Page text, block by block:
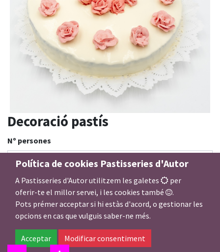
Decoració pastís
Nº persones
Decoració
8,00€
Política de cookies Pastisseries d'Autor
A Pastisseries d'Autor utilitzem les galetes
per
oferir-te el millor servei, i les cookies també
.
Pots prémer acceptar si hi estàs d'acord, o gestionar les
opcions en cas que vulguis saber-ne més.
Acceptar Modificar consentiment